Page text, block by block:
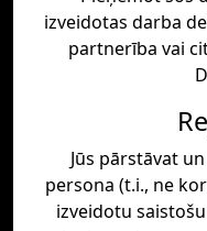
izveidotas darba
partnerība vai
Jūs pārstāvat
persona (t.i., ne
izveidotu